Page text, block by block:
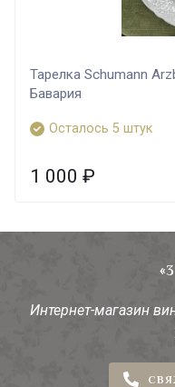
Тарелка Schumann
Бавария
Осталось 5 штук
1 000 ₽
Интернет-магазин